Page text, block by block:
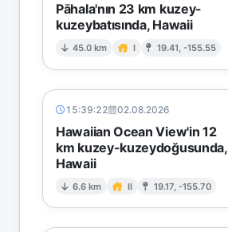
Pāhala'nın 23 km kuzey-
kuzeybatısında, Hawaii
45.0 km I 19.41, -155.55
15:39:22 02.08.2026
Hawaiian Ocean View'in 12
km kuzey-kuzeydoğusunda,
Hawaii
6.6 km II 19.17, -155.70